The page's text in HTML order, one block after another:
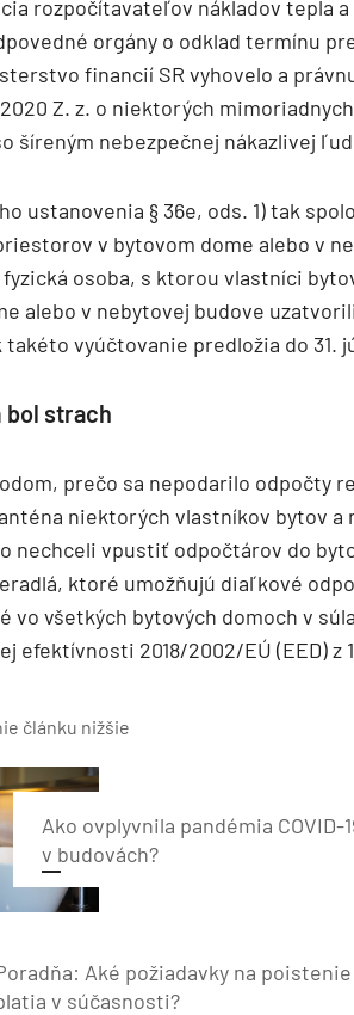
rozpočítavateľov nákladov tepla a
orgány o odklad termínu
financií SR vyhovelo a
Z. z. o niektorých
šíreným nebezpečnej nákazlivej
ustanovenia § 36e, ods. 1) tak
v bytovom dome alebo v
fyzická osoba, s ktorou vlastníci
alebo v nebytovej budove
takéto vyúčtovanie predložia do 31.
bol strach
prečo sa nepodarilo odpočty
niektorých vlastníkov bytov
nechceli vpustiť odpočtárov do
ktoré umožňujú diaľkové
vo všetkých bytových domoch v
efektívnosti 2018/2002/EÚ (EED) z
Ako ovplyvnila pandémia
v budovách?
Aké požiadavky na
v súčasnosti?